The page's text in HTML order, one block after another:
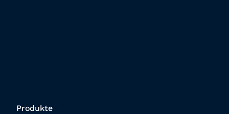
Produkte